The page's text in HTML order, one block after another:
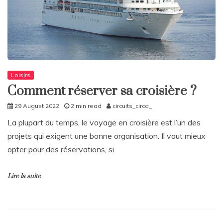
Loisirs
Comment réserver sa croisière ?
29 August 2022 2 min read circuits_circa_
La plupart du temps, le voyage en croisière est l’un des
projets qui exigent une bonne organisation. Il vaut mieux
opter pour des réservations, si
Lire la suite